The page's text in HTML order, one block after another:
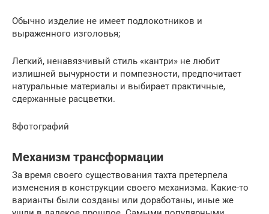
Обычно изделие не имеет подлокотников и
выраженного изголовья;
Легкий, ненавязчивый стиль «кантри» не любит
излишней вычурности и помпезности, предпочитает
натуральные материалы и выбирает практичные,
сдержанные расцветки.
8фотографий
Механизм трансформации
За время своего существования тахта претерпела
изменения в конструкции своего механизма. Какие-то
варианты были созданы или доработаны, иные же